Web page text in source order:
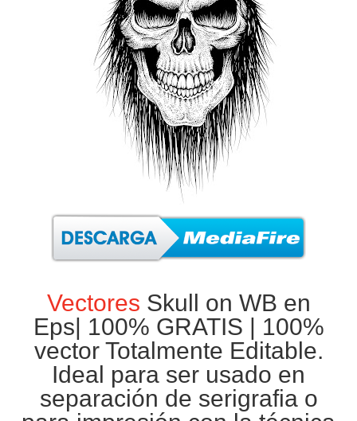
Vectores Skull on WB en
Eps| 100% GRATIS | 100%
vector Totalmente Editable.
Ideal para ser usado en
separación de serigrafiao